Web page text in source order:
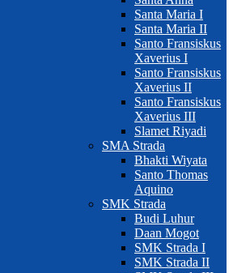
Santa Maria I
Santa Maria II
Santo Fransiskus
Xaverius I
Santo Fransiskus
Xaverius II
Santo Fransiskus
Xaverius III
Slamet Riyadi
SMA Strada
Bhakti Wiyata
Santo Thomas
Aquino
SMK Strada
Budi Luhur
Daan Mogot
SMK Strada I
SMK Strada II